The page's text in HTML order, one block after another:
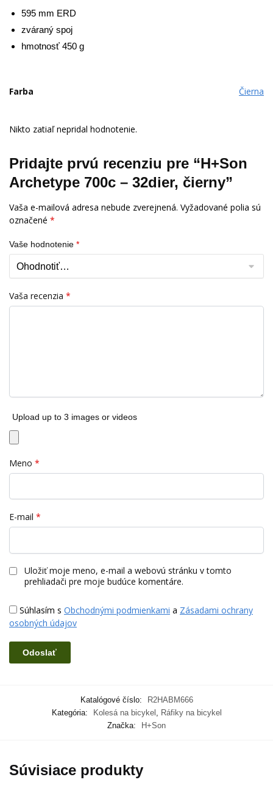
595 mm ERD
zváraný spoj
hmotnosť 450 g
Farba Čierna
Nikto zatiaľ nepridal hodnotenie.
Pridajte prvú recenziu pre “H+Son
Archetype 700c – 32dier, čierny”
Vaša e-mailová adresa nebude zverejnená. Vyžadované polia sú
označené *
Vaše hodnotenie *
Vaša recenzia *
Upload up to 3 images or videos
Meno *
E-mail *
Uložiť moje meno, e-mail a webovú stránku v tomto
prehliadači pre moje budúce komentáre.
Súhlasím s Obchodnými podmienkami a Zásadami ochrany
osobných údajov
Katalógové číslo:
R2HABM666
Kategória:
Kolesá na bicykel , Ráfiky na bicykel
Značka:
H+Son
Súvisiace produkty